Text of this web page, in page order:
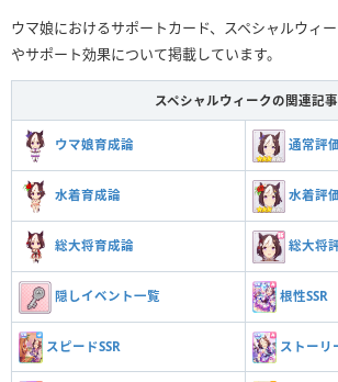
ウマ娘におけるサポートカード、スペシャルウィ
やサポート効果について掲載しています。
スペシャルウィークの関連記事
ウマ娘育成論 通常評
水着育成論 水着評
総大将育成論 総大将
隠しイベント一覧 根性SSR
スピードSSR ストーリ